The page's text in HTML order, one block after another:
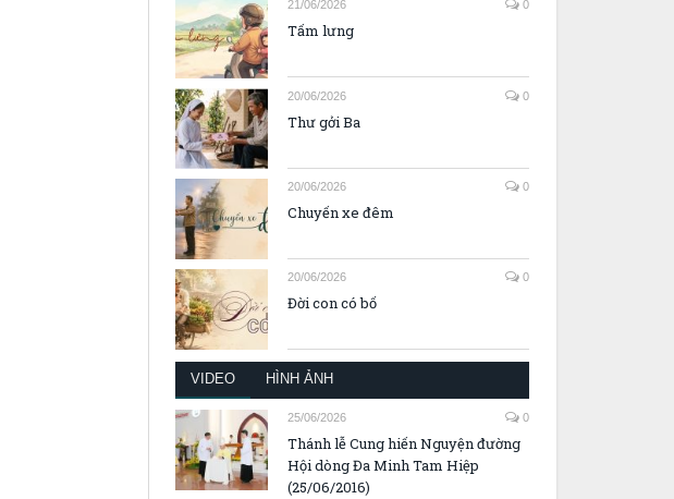
21/06/2026 0
Tấm lưng
20/06/2026 0
Thư gởi Ba
20/06/2026 0
Chuyến xe đêm
20/06/2026 0
Đời con có bố
VIDEO HÌNH ẢNH
25/06/2026 0
Thánh lễ Cung hiến Nguyện đường
Hội dòng Đa Minh Tam Hiệp
(25/06/2016)